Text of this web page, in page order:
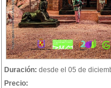
Duración: desde el 05 de
Precio: